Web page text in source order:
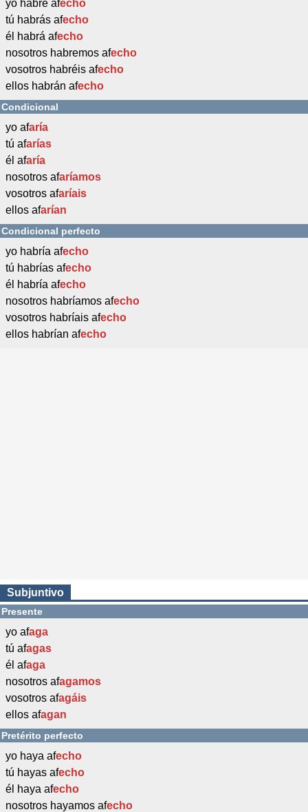
yo habré afecho
tú habrás afecho
él habrá afecho
nosotros habremos afecho
vosotros habréis afecho
ellos habrán afecho
Condicional
yo afaría
tú afarías
él afaría
nosotros afaríamos
vosotros afaríais
ellos afarían
Condicional perfecto
yo habría afecho
tú habrías afecho
él habría afecho
nosotros habríamos afecho
vosotros habríais afecho
ellos habrían afecho
Subjuntivo
Presente
yo afaga
tú afagas
él afaga
nosotros afagamos
vosotros afagáis
ellos afagan
Pretérito perfecto
yo haya afecho
tú hayas afecho
él haya afecho
nosotros hayamos afecho